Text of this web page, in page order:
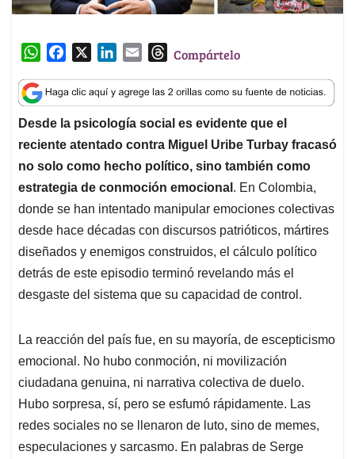
W
a
t
s
A
p
p
c
e
b
o
o
k
n
k
e
d
I
n
a
i
l
T
r
e
a
d
s
Compártelo
Desde la psicología social es evidente que el
reciente atentado contra Miguel Uribe Turbay fracasó
no solo como hecho político, sino también como
estrategia de conmoción emocional . En Colombia,
donde se han intentado manipular emociones colectivas
desde hace décadas con discursos patrióticos, mártires
diseñados y enemigos construidos, el cálculo político
detrás de este episodio terminó revelando más el
desgaste del sistema que su capacidad de control.
La reacción del país fue, en su mayoría, de escepticismo
emocional. No hubo conmoción, ni movilización
ciudadana genuina, ni narrativa colectiva de duelo.
Hubo sorpresa, sí, pero se esfumó rápidamente. Las
redes sociales no se llenaron de luto, sino de memes,
especulaciones y sarcasmo. En palabras de Serge